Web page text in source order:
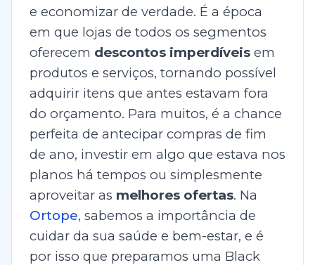
e economizar de verdade. É a época
em que lojas de todos os segmentos
oferecem descontos imperdíveisem
produtos e serviços, tornando possível
adquirir itens que antes estavam fora
do orçamento. Para muitos, é a chance
perfeita de antecipar compras de fim
de ano, investir em algo que estava nos
planos há tempos ou simplesmente
aproveitar as melhores ofertas. Na
Ortope, sabemos a importância de
cuidar da sua saúde e bem-estar, e é
por isso que preparamos uma Black